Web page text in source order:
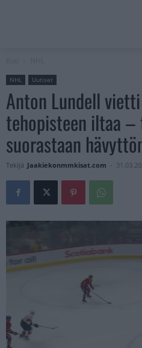
NHL Uutiset
Anton Lundell
tehopisteen iltaa –
suorastaan
Tekijä Jaakiekonmmkisat.com -